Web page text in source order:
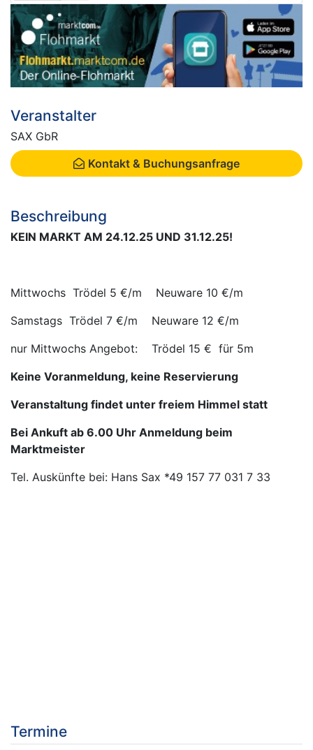
Veranstalter
SAX GbR
Kontakt & Buchungsanfrage
Beschreibung
KEIN MARKT AM 24.12.25 UND 31.12.25!
Mittwochs Trödel 5 €/m Neuware 10 €/m
Samstags Trödel 7 €/m Neuware 12 €/m
nur Mittwochs Angebot: Trödel 15 € für 5m
Keine Voranmeldung, keine Reservierung
Veranstaltung findet unter freiem Himmel statt
Bei Ankuft ab 6.00 Uhr Anmeldung beim
Marktmeister
Tel. Auskünfte bei: Hans Sax *49 157 77 031 7 33
Termine